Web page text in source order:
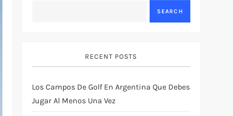
SEARCH
RECENT POSTS
Los Campos De Golf En Argentina Que Debes
Jugar Al Menos Una Vez